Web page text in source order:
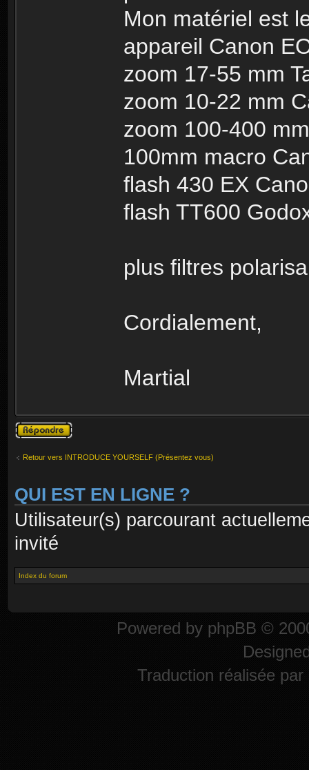
Mon matériel est
appareil Canon
zoom 17-55 mm
zoom 10-22 mm
zoom 100-400
100mm macro
flash 430 EX
flash TT600
plus filtres
Cordialement,
Martial
Publier une
réponse
Retour vers INTRODUCE YOURSELF (Présentez vous)
QUI EST EN LIGNE ?
Utilisateur(s) parcourant
invité
Index du forum
Powered by phpBB ©
Traduction réalisée par